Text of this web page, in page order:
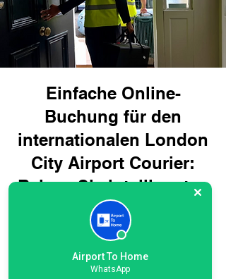
Einfache Online-
Buchung für den
internationalen London
City Airport Courier:
Reisen Sie intelligenter,
nicht schwieriger
Die Buchung Ihres
internationalen London City
Airport Kurierdienstes mit Airport
Airport To Home
WhatsApp